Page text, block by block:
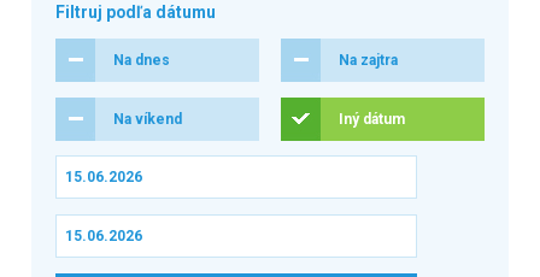
Filtruj podľa dátumu
Na dnes Na zajtra
Na víkend Iný dátum